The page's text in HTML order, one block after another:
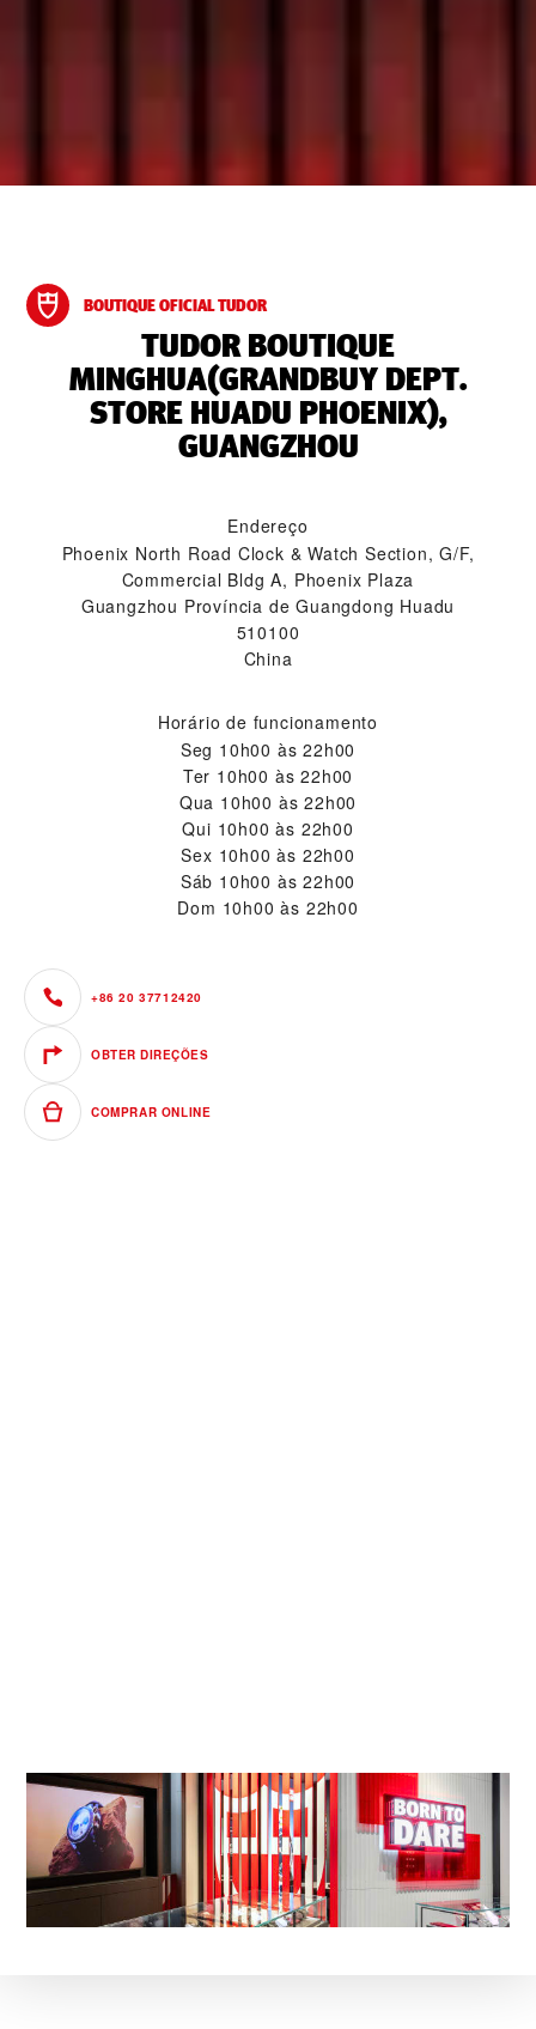
BOUTIQUE OFICIAL TUDOR
‭TUDOR BOUTIQUE
MINGHUA(GRANDBUY DEPT.
STORE HUADU PHOENIX),
GUANGZHOU‬
Endereço
Phoenix North Road Clock & Watch Section, G/F,
Commercial Bldg A, Phoenix Plaza
Guangzhou Província de Guangdong Huadu
510100
China
Horário de funcionamento
Seg 10h00 às 22h00
Ter 10h00 às 22h00
Qua 10h00 às 22h00
Qui 10h00 às 22h00
Sex 10h00 às 22h00
Sáb 10h00 às 22h00
Dom 10h00 às 22h00
+86 20 37712420
OBTER DIREÇÕES
COMPRAR ONLINE